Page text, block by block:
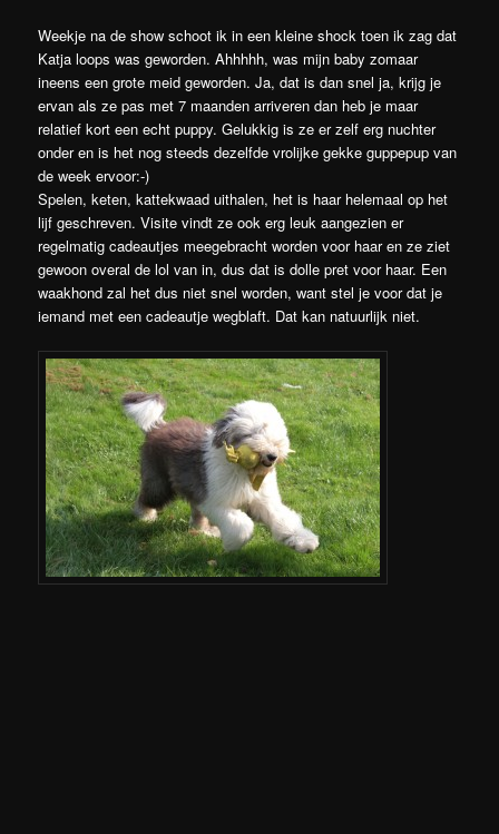
Weekje na de show schoot ik in een kleine shock toen ik zag dat
Katja loops was geworden. Ahhhhh, was mijn baby zomaar
ineens een grote meid geworden. Ja, dat is dan snel ja, krijg je
ervan als ze pas met 7 maanden arriveren dan heb je maar
relatief kort een echt puppy. Gelukkig is ze er zelf erg nuchter
onder en is het nog steeds dezelfde vrolijke gekke guppepup van
de week ervoor:-)
Spelen, keten, kattekwaad uithalen, het is haar helemaal op het
lijf geschreven. Visite vindt ze ook erg leuk aangezien er
regelmatig cadeautjes meegebracht worden voor haar en ze ziet
gewoon overal de lol van in, dus dat is dolle pret voor haar. Een
waakhond zal het dus niet snel worden, want stel je voor dat je
iemand met een cadeautje wegblaft. Dat kan natuurlijk niet.